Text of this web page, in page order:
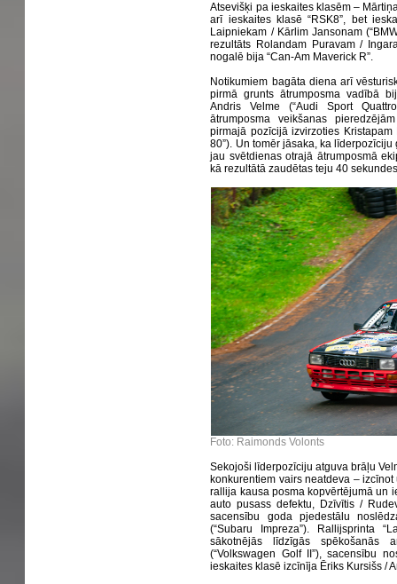
Atsevišķi pa ieskaites klasēm –
arī ieskaites klasē “RSK8”, bet
Laipniekam / Kārlim Jansonam
rezultāts Rolandam Puravam /
nogalē bija “Can-Am Maverick R”.
Notikumiem bagāta diena arī
pirmā grunts ātrumposma vadībā
Andris Velme (“Audi Sport
ātrumposma veikšanas
pirmajā pozīcijā izvirzoties
80”). Un tomēr jāsaka, ka
jau svētdienas otrajā ātrumposmā
kā rezultātā zaudētas teju 40
Foto: Raimonds Volonts
Sekojoši līderpozīciju atguva brāļu
konkurentiem vairs neatdeva –
rallija kausa posma kopvērtējumā un
auto pusass defektu, Dzīvītis /
sacensību goda pjedestālu
(“Subaru Impreza”). Rallijsprinta
sākotnējās līdzīgās
(“Volkswagen Golf II”), sacensību
ieskaites klasē izcīnīja Ēriks Kursišs /